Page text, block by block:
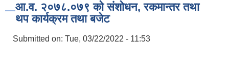
आ.व. २०७८.०७९ को संशोधन, रकमान्तर तथा
थप कार्यक्रम तथा बजेट
Submitted on: Tue, 03/22/2022 - 11:53